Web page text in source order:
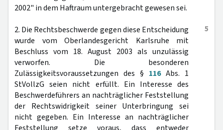
2002" in dem Haftraum untergebracht gewesen sei.
5
2. Die Rechtsbeschwerde gegen diese Entscheidung
wurde vom Oberlandesgericht Karlsruhe mit
Beschluss vom 18. August 2003 als unzulässig
verworfen. Die besonderen
Zulässigkeitsvoraussetzungen des § 116Abs. 1
StVollzG seien nicht erfüllt. Ein Interesse des
Beschwerdeführers an nachträglicher Feststellung
der Rechtswidrigkeit seiner Unterbringung sei
nicht gegeben. Ein Interesse an nachträglicher